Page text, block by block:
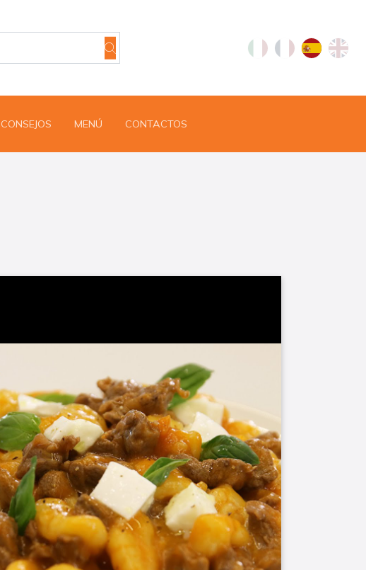
CONSEJOS MENÚ CONTACTOS